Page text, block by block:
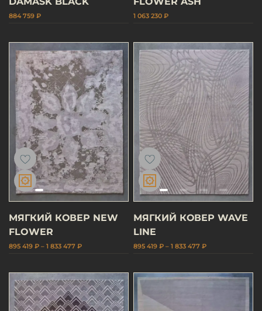
884 759 ₽ 1 063 230 ₽
МЯГКИЙ КОВЕР NEW
FLOWER
895 419 ₽ – 1 833 477 ₽
МЯГКИЙ КОВЕР WAVE
LINE
895 419 ₽ – 1 833 477 ₽